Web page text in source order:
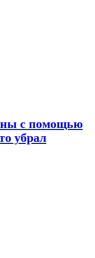
с помощью
убрал